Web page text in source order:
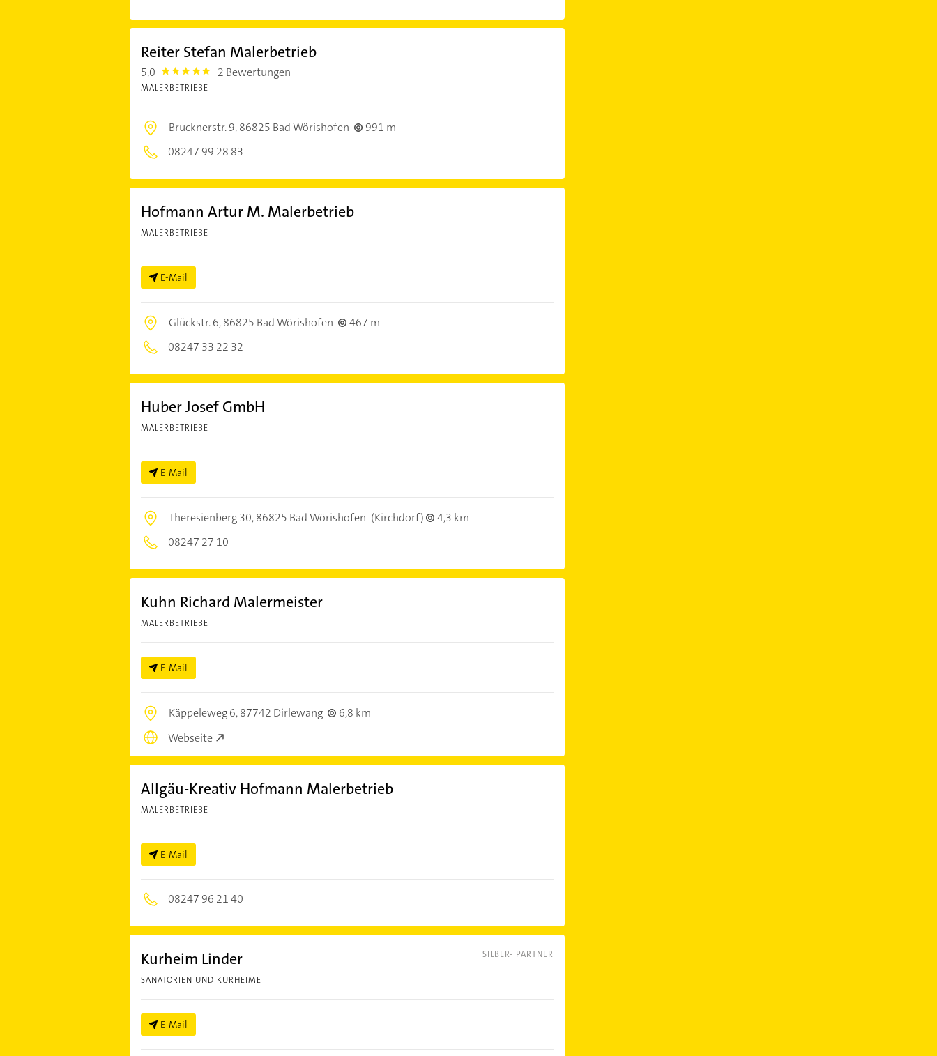
Reiter Stefan Malerbetrieb
5,0 5.0 2 Bewertungen
MALERBETRIEBE
Brucknerstr. 9,86825 Bad Wörishofen
991 m
08247 99 28 83
Hofmann Artur M. Malerbetrieb
MALERBETRIEBE
E-Mail
Glückstr. 6,86825 Bad Wörishofen
467 m
08247 33 22 32
Huber Josef GmbH
MALERBETRIEBE
E-Mail
Theresienberg 30,86825 Bad Wörishofen (Kirchdorf)
4,3 km
08247 27 10
Kuhn Richard Malermeister
MALERBETRIEBE
E-Mail
Käppeleweg 6,87742 Dirlewang
6,8 km
Webseite
Allgäu-Kreativ Hofmann Malerbetrieb
MALERBETRIEBE
E-Mail
08247 96 21 40
SILBER- PARTNER
Kurheim Linder
SANATORIEN UND KURHEIME
E-Mail